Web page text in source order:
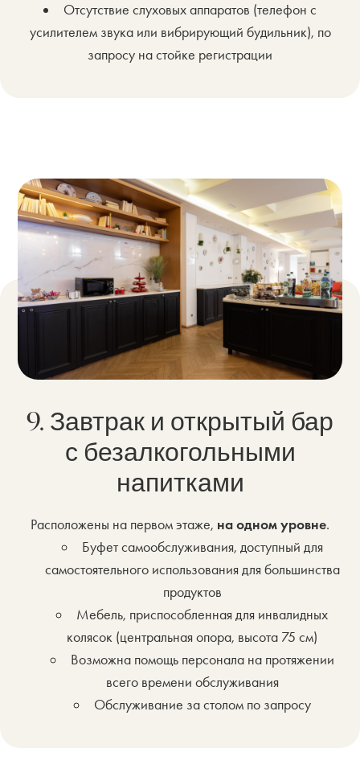
Отсутствие слуховых аппаратов (телефон с
усилителем звука или вибрирующий будильник), по
запросу на стойке регистрации
9. Завтрак и открытый бар
с безалкогольными
напитками
Расположены на первом этаже, на одном уровне.
Буфет самообслуживания, доступный для
самостоятельного использования для большинства
продуктов
Мебель, приспособленная для инвалидных
колясок (центральная опора, высота 75 см)
Возможна помощь персонала на протяжении
всего времени обслуживания
Обслуживание за столом по запросу